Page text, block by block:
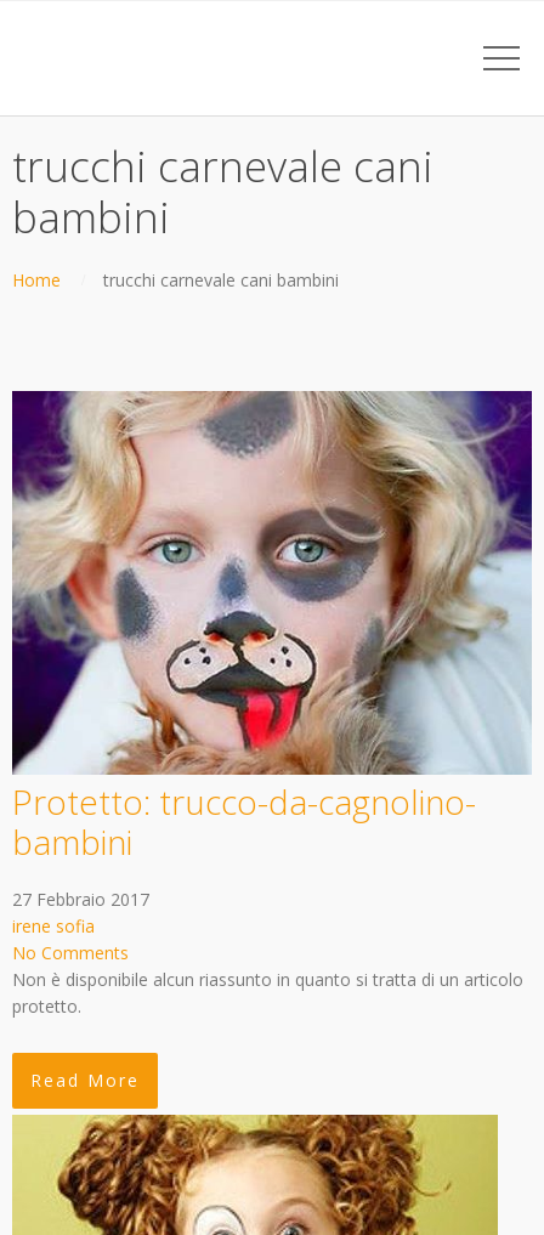
trucchi carnevale cani
bambini
Home trucchi carnevale cani bambini
Protetto: trucco-da-cagnolino-
bambini
27 Febbraio 2017
irene sofia
No Comments
Non è disponibile alcun riassunto in quanto si tratta di un articolo
protetto.
Read More